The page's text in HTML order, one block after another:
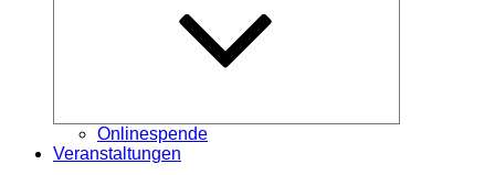
Onlinespende
Veranstaltungen